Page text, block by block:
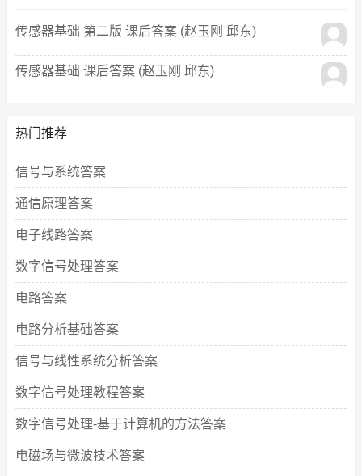
传感器基础 第二版 课后答案 (赵玉刚 邱东)
传感器基础 课后答案 (赵玉刚 邱东)
热门推荐
信号与系统答案
通信原理答案
电子线路答案
数字信号处理答案
电路答案
电路分析基础答案
信号与线性系统分析答案
数字信号处理教程答案
数字信号处理-基于计算机的方法答案
电磁场与微波技术答案